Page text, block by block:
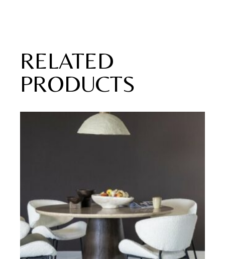
RELATED
PRODUCTS